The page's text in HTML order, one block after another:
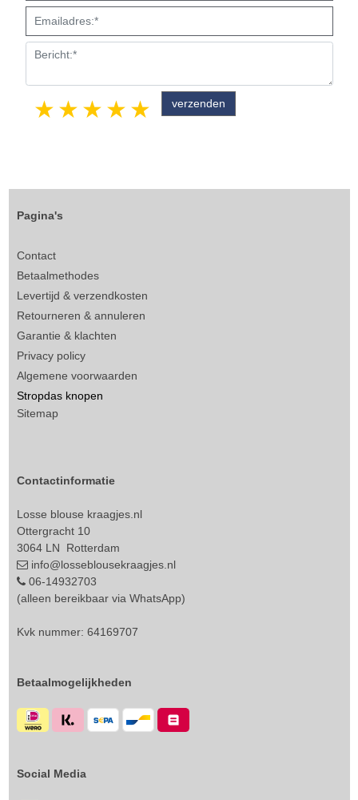
5 stars
4 stars
3 stars
2 stars
1 star
Pagina's
Contact
Betaalmethodes
Levertijd & verzendkosten
Retourneren & annuleren
Garantie & klachten
Privacy policy
Algemene voorwaarden
Stropdas knopen
Sitemap
Contactinformatie
Losse blouse kraagjes.nl
Ottergracht 10
3064 LN Rotterdam
info@losseblousekraagjes.nl
06-14932703
(alleen bereikbaar via WhatsApp)
Kvk nummer: 64169707
Betaalmogelijkheden
Social Media